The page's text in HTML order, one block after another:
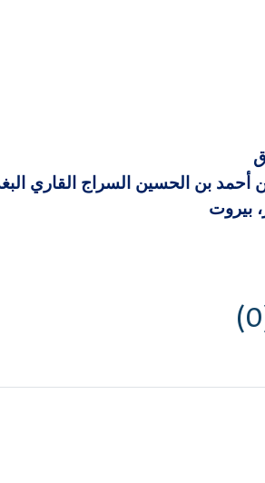
بن الحسين السراج القاري
بيروت